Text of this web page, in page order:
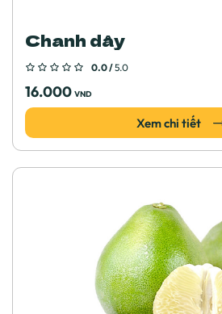
Chanh dây
0.0 /5.0
16.000 VND
Xem chi tiết